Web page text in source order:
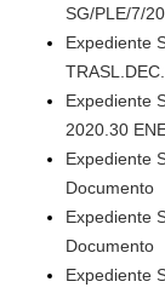
SG/PLE/7/
Expediente
Expediente
2020.30
Expediente
Documento
Expediente
Documento
Expediente